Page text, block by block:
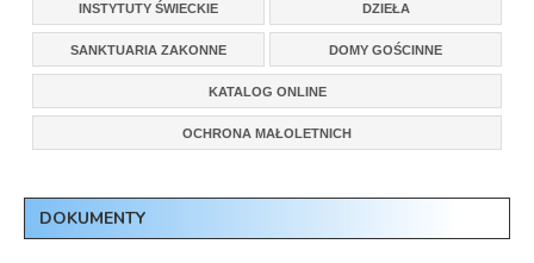
INSTYTUTY ŚWIECKIE DZIEŁA
SANKTUARIA ZAKONNE DOMY GOŚCINNE
KATALOG ONLINE
OCHRONA MAŁOLETNICH
DOKUMENTY